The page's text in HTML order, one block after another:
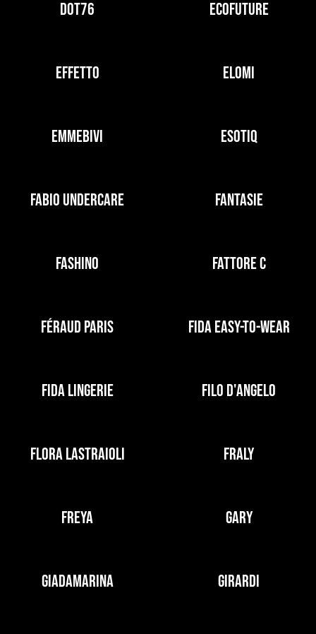
DOT76 ECOFUTURE
EFFETTO ELOMI
EMMEBIVI ESOTIQ
FABIO UNDERCARE FANTASIE
FASHINO FATTORE C
FÉRAUD PARIS FIDA EASY-TO-WEAR
FIDA LINGERIE FILO D'ANGELO
FLORA LASTRAIOLI FRALY
FREYA GARY
GIADAMARINA GIRARDI